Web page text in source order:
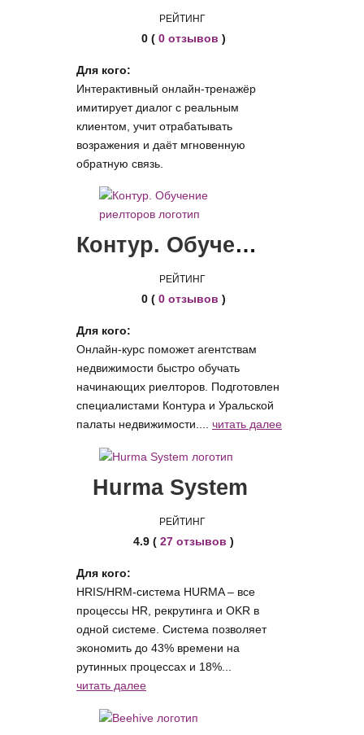
РЕЙТИНГ
0 ( 0 отзывов )
Для кого:
Интерактивный онлайн-тренажёр
имитирует диалог с реальным
клиентом, учит отрабатывать
возражения и даёт мгновенную
обратную связь.
Контур. Обучение риелторов
РЕЙТИНГ
0 ( 0 отзывов )
Для кого:
Онлайн-курс поможет агентствам
недвижимости быстро обучать
начинающих риелторов. Подготовлен
специалистами Контура и Уральской
палаты недвижимости.... читать далее
Hurma System
РЕЙТИНГ
4.9 ( 27 отзывов )
Для кого:
HRIS/HRM-система HURMA – все
процессы HR, рекрутинга и OKR в
одной системе. Система позволяет
экономить до 43% времени на
рутинных процессах и 18%...
читать далее